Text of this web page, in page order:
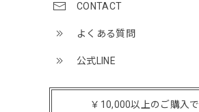
CONTACT
よくある質問
公式LINE
￥10,000以上のご購入で